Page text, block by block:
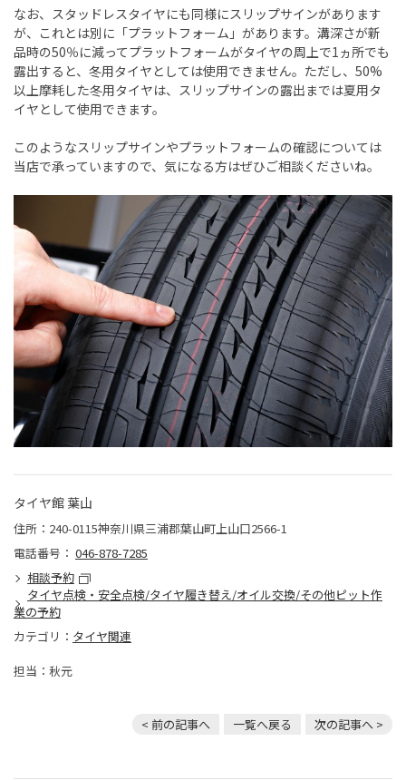
なお、スタッドレスタイヤにも同様にスリップサインがあります
が、これとは別に「プラットフォーム」があります。溝深さが新
品時の50％に減ってプラットフォームがタイヤの周上で1 ヵ所でも
露出すると、冬用タイヤとしては使用できません。ただし、 50%
以上摩耗した冬用タイヤは、スリップサインの露出までは夏用タ
イヤとして使用できます。
このようなスリップサインやプラットフォームの確認については
当店で承っていますので、気になる方はぜひご相談くださいね。
タイヤ館 葉山
住所：240-0115神奈川県三浦郡葉山町上山口2566-1
電話番号： 046-878-7285
相談予約
タイヤ点検・安全点検/タイヤ履き替え/オイル交換/その他ピット作
業の予約
カテゴリ： タイヤ関連
担当：秋元
< 前の記事へ 一覧へ戻る 次の記事へ >